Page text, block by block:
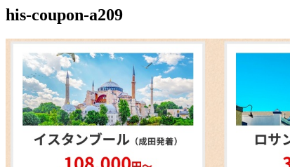
his-coupon-a209